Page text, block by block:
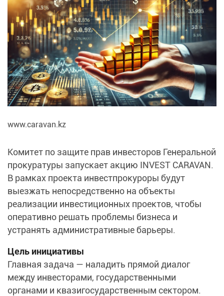
www.caravan.kz
Комитет по защите прав инвесторов Генеральной
прокуратуры запускает акцию INVEST CARAVAN.
В рамках проекта инвестпрокуроры будут
выезжать непосредственно на объекты
реализации инвестиционных проектов, чтобы
оперативно решать проблемы бизнеса и
устранять административные барьеры.
Цель инициативы
Главная задача — наладить прямой диалог
между инвесторами, государственными
органами и квазигосударственным сектором.